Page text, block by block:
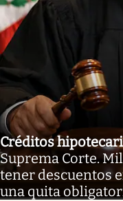
Créditos
Suprema Corte.
tener descuentos
una quita